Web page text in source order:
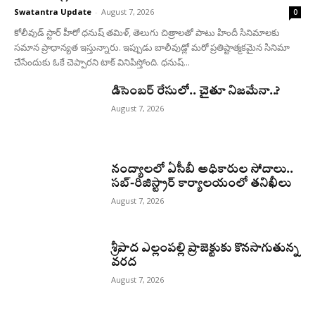
Swatantra Update - August 7, 2026 0
కోలీవుడ్ స్టార్ హీరో ధనుష్ తమిళ్, తెలుగు చిత్రాలతో పాటు హిందీ సినిమాలకు
సమాన ప్రాధాన్యత ఇస్తున్నారు. ఇప్పుడు బాలీవుడ్లో మరో ప్రతిష్టాత్మకమైన సినిమా
చేసేందుకు ఓకే చెప్పారని టాక్ వినిపిస్తోంది. ధనుష్...
డిసెంబర్ రేసులో.. చైతూ నిజమేనా..?
August 7, 2026
నంద్యాలలో ఏసీబీ అధికారుల సోదాలు..
సబ్-రిజిస్ట్రార్ కార్యాలయంలో తనిఖీలు
August 7, 2026
శ్రీపాద ఎల్లంపల్లి ప్రాజెక్టుకు కొనసాగుతున్న
వరద
August 7, 2026